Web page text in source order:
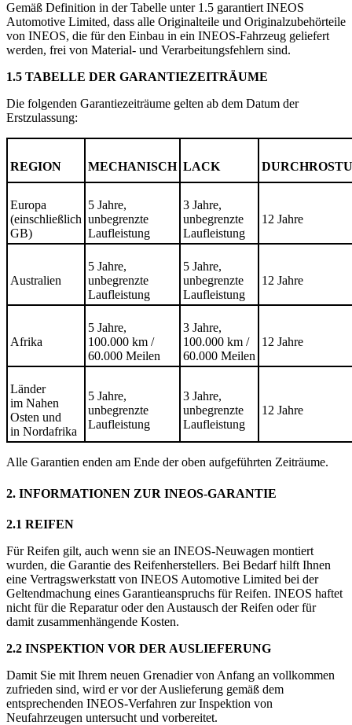
Gemäß Definition in der Tabelle unter 1.5 garantiert INEOS
Automotive Limited, dass alle Originalteile und Originalzubehörteile
von INEOS, die für den Einbau in ein INEOS-Fahrzeug geliefert
werden, frei von Material- und Verarbeitungsfehlern sind.
1.5 TABELLE DER GARANTIEZEITRÄUME
Die folgenden Garantiezeiträume gelten ab dem Datum der
Erstzulassung:
REGION MECHANISCH LACK
Europa
(einschließlich
GB)
5 Jahre,
unbegrenzte
Laufleistung
3 Jahre,
unbegrenzte
Laufleistung
12 Jahre
Australien
5 Jahre,
unbegrenzte
Laufleistung
5 Jahre,
unbegrenzte
Laufleistung
12 Jahre
Afrika
5 Jahre,
100.000 km /
60.000 Meilen
3 Jahre,
100.000 km /
60.000 Meilen
12 Jahre
Länder
im Nahen
Osten und
in Nordafrika
5 Jahre,
unbegrenzte
Laufleistung
3 Jahre,
unbegrenzte
Laufleistung
12 Jahre
Alle Garantien enden am Ende der oben aufgeführten Zeiträume.
2. INFORMATIONEN ZUR INEOS-GARANTIE
2.1 REIFEN
Für Reifen gilt, auch wenn sie an INEOS-Neuwagen montiert
wurden, die Garantie des Reifenherstellers. Bei Bedarf hilft Ihnen
eine Vertragswerkstatt von INEOS Automotive Limited bei der
Geltendmachung eines Garantieanspruchs für Reifen. INEOS haftet
nicht für die Reparatur oder den Austausch der Reifen oder für
damit zusammenhängende Kosten.
2.2 INSPEKTION VOR DER AUSLIEFERUNG
Damit Sie mit Ihrem neuen Grenadier von Anfang an vollkommen
zufrieden sind, wird er vor der Auslieferung gemäß dem
entsprechenden INEOS-Verfahren zur Inspektion von
Neufahrzeugen untersucht und vorbereitet.